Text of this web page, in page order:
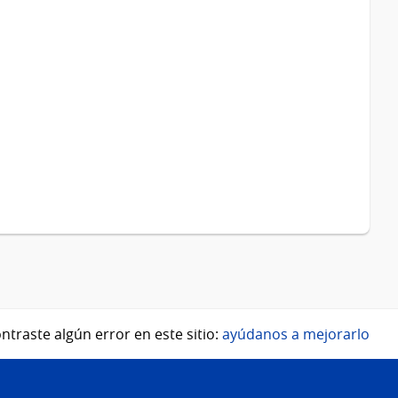
algún error en este sitio: ayúdanos a mejorarlo